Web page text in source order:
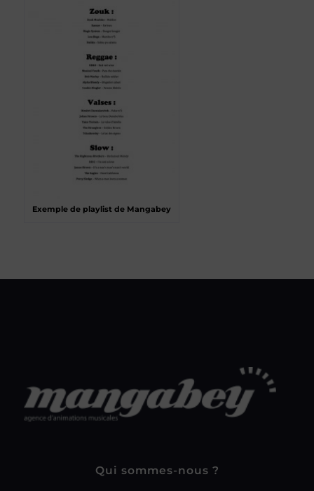
Exemple de playlist de Mangabey
Qui sommes-nous ?